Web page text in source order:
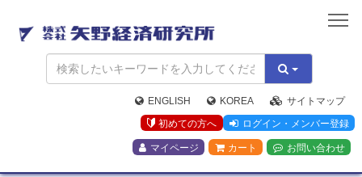
矢
野
経
済
研
究
所
ENGLISH KOREA
サイトマップ
初めての方へ
ログイン・メンバー登録
マイページ カート お問い合わせ